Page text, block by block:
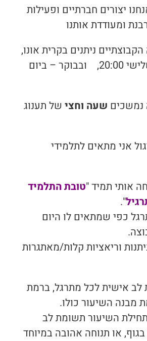
יצורים חברתיים ופעילות
ומעודדת אותנו
הקבוצתיים ניתנים בקרית אונו,
בערב ביום שלישי 20:00, ובבוקר – ביום
נמשכים שעה וחצי של תענוג
אני מתאים לתלמידי
אותי תמיד "טובת התלמיד
".
כפי שמתאים לו היום
וריאציות קלות/מאתגרות
לב אישית לכל מתרגל, ברמת
מבנה השיעור כולו.
השיעור תשומת לב
או תנוחה אהובה במיוחד